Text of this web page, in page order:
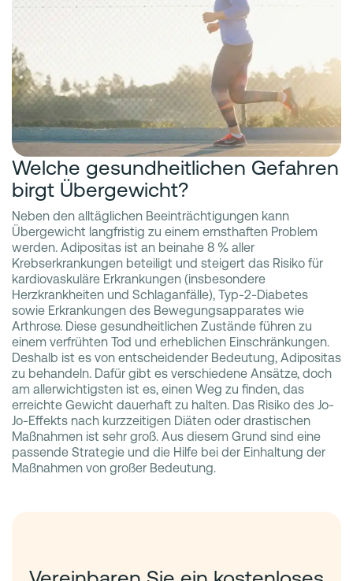
Welche gesundheitlichen Gefahren
birgt Übergewicht?
Neben den alltäglichen Beeinträchtigungen kann
Übergewicht langfristig zu einem ernsthaften Problem
werden. Adipositas ist an beinahe 8 % aller
Krebserkrankungen beteiligt und steigert das Risiko für
kardiovaskuläre Erkrankungen (insbesondere
Herzkrankheiten und Schlaganfälle), Typ-2-Diabetes
sowie Erkrankungen des Bewegungsapparates wie
Arthrose. Diese gesundheitlichen Zustände führen zu
einem verfrühten Tod und erheblichen Einschränkungen.
Deshalb ist es von entscheidender Bedeutung, Adipositas
zu behandeln. Dafür gibt es verschiedene Ansätze, doch
am allerwichtigsten ist es, einen Weg zu finden, das
erreichte Gewicht dauerhaft zu halten. Das Risiko des Jo-
Jo-Effekts nach kurzzeitigen Diäten oder drastischen
Maßnahmen ist sehr groß. Aus diesem Grund sind eine
passende Strategie und die Hilfe bei der Einhaltung der
Maßnahmen von großer Bedeutung.